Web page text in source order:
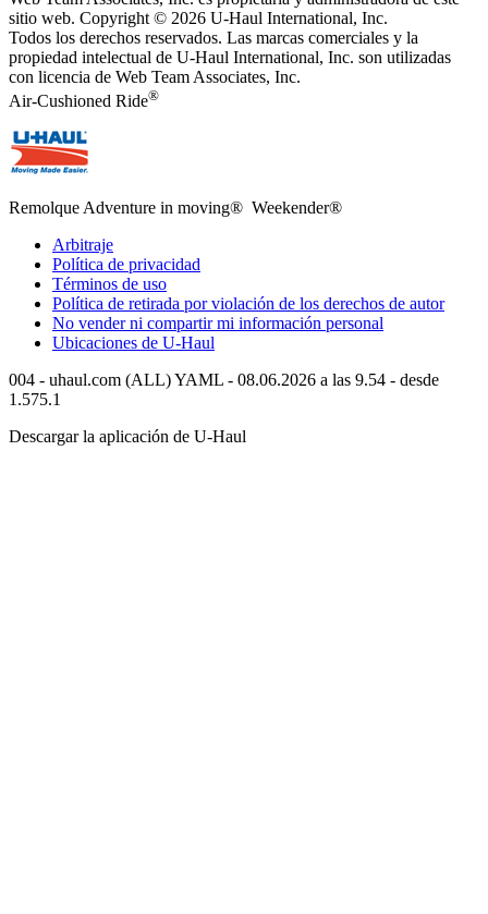
sitio web. Copyright © 2026 U-Haul International, Inc.
Todos los derechos reservados. Las marcas comerciales y la
propiedad intelectual de U-Haul International, Inc. son utilizadas
con licencia de Web Team Associates, Inc.
Air-Cushioned Ride®
Remolque Adventure in moving® Weekender®
Arbitraje
Política de privacidad
Términos de uso
Política de retirada por violación de los derechos de autor
No vender ni compartir mi información personal
Ubicaciones de U-Haul
004 - uhaul.com (ALL) YAML - 08.06.2026 a las 9.54 - desde
1.575.1
Descargar la aplicación de U-Haul